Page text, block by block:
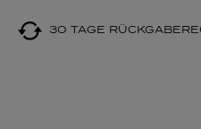
30 TAGE